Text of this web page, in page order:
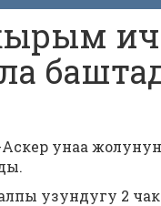
унаа
узундугу 2